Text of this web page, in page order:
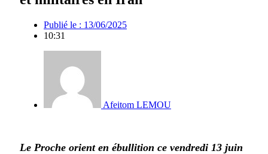
Publié le : 13/06/2025
10:31
Afeitom LEMOU
Le Proche orient en ébullition ce vendredi 13 juin